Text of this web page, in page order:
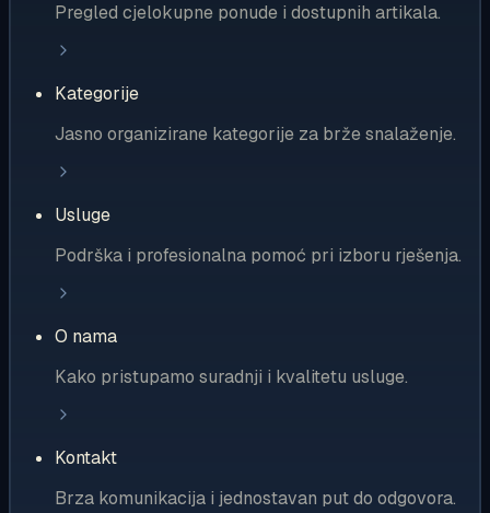
Pregled cjelokupne ponude i dostupnih artikala.
Kategorije
Jasno organizirane kategorije za brže snalaženje.
Usluge
Podrška i profesionalna pomoć pri izboru rješenja.
O nama
Kako pristupamo suradnji i kvalitetu usluge.
Kontakt
Brza komunikacija i jednostavan put do odgovora.